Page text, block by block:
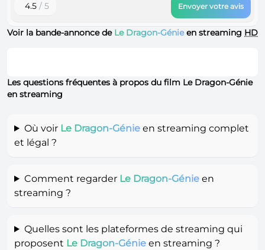
4.5 / 5 Envoyer votre avis
Voir la bande-annonce de Le Dragon-Génie en streaming HD
Les questions fréquentes à propos du film Le Dragon-Génie
en streaming
Où voir Le Dragon-Génieen streaming complet
et légal ?
Comment regarder Le Dragon-Génieen
streaming ?
Quelles sont les plateformes de streaming qui
proposent Le Dragon-Génie en streaming ?